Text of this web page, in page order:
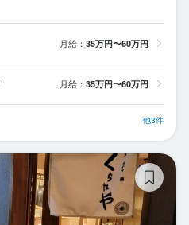
月給： 35万円〜60万円
月給： 35万円〜60万円
他3件